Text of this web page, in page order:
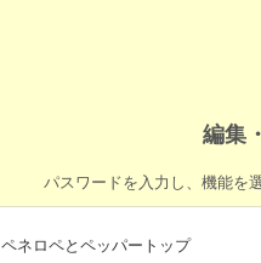
編集
パスワードを入力し、機能を
ペネロペとペッパートップ